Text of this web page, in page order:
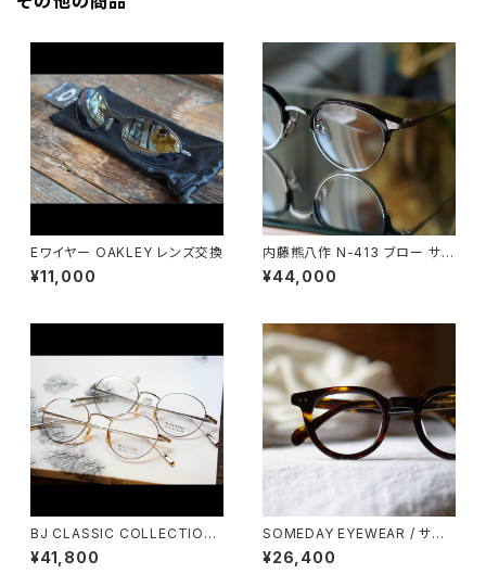
Eワイヤー OAKLEY レンズ交換
¥11,000
内藤熊八作 N-413 ブロー サー
モント クラウンパント
¥44,000
BJ CLASSIC COLLECTION
PREM-114NT ボストン BJクラ
シック
¥41,800
SOMEDAY EYEWEAR / サム
デー ボストン SD-003 正視堂
オリジナル
¥26,400